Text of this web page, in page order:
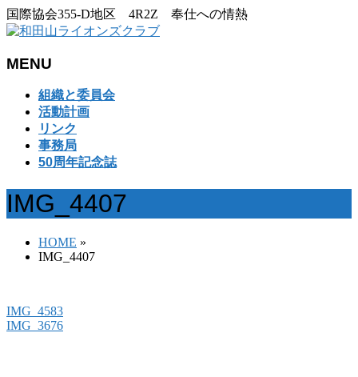
国際協会355-D地区 4R2Z 奉仕への情熱
MENU
ば
す
組織と委員会
活動計画
リンク
事務局
50周年記念誌
IMG_4407
HOME »
IMG_4407
IMG_4583
IMG_3676